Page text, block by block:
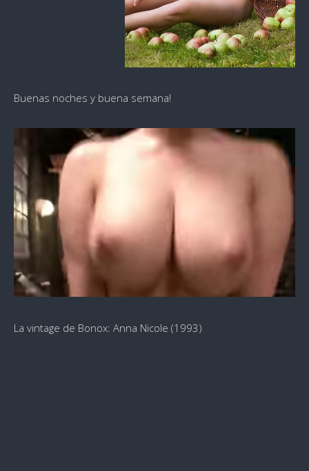
Buenas noches y buena semana!
La vintage de Bonox: Anna Nicole (1993)